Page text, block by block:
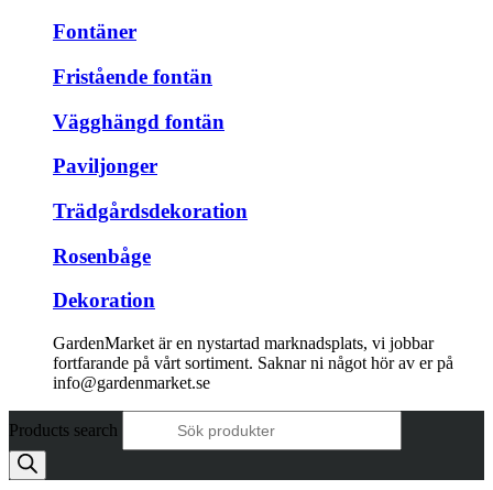
Fontäner
Fristående fontän
Vägghängd fontän
Paviljonger
Trädgårdsdekoration
Rosenbåge
Dekoration
GardenMarket är en nystartad marknadsplats, vi jobbar
fortfarande på vårt sortiment. Saknar ni något hör av er på
info@gardenmarket.se
Products search